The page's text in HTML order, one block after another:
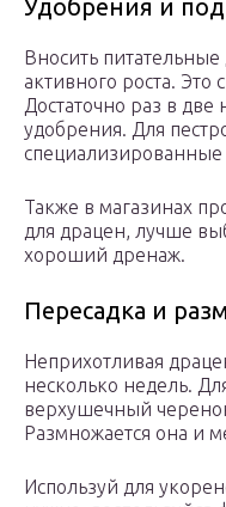
Удобрения и
Вносить
активного роста. Это
Достаточно раз в
удобрения. Для
специализированные
Также в магазинах
для драцен, лучше
хороший дренаж.
Пересадка и
Неприхотливая
несколько недель.
верхушечный
Размножается она и
Используй для